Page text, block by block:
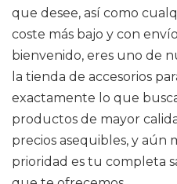
que desee, así como
coste más bajo y con
bienvenido, eres uno de
la tienda de accesorios
exactamente lo que
productos de mayor
precios asequibles, y aún
prioridad es tu completa